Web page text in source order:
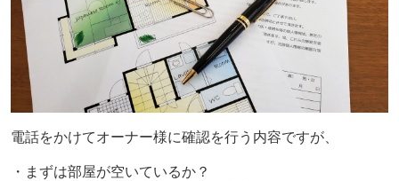
電話をかけてオーナー様に確認を行う内容ですが、
・まずは部屋が空いているか？